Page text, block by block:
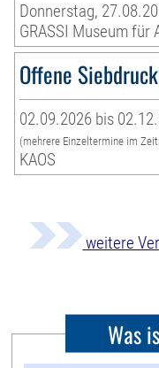
Donnerstag,
GRASSI Museum für
Offene
02.09.2026 bis
(mehrere Einzeltermine im
KAOS
weitere
Was